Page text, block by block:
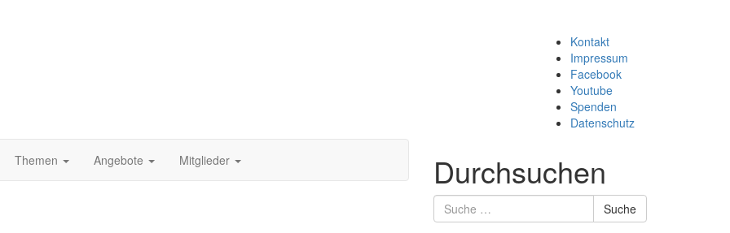
Kontakt
Impressum
Facebook
Youtube
Spenden
Datenschutz
Themen Angebote Mitglieder Durchsuchen
Suche
nach
Suche